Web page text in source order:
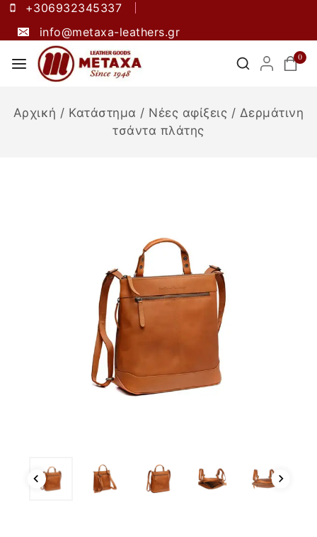
+306932345337
info@metaxa-leathers.gr
0
Αρχική / Κατάστημα / Νέες αφίξεις / Δερμάτινη
τσάντα πλάτης